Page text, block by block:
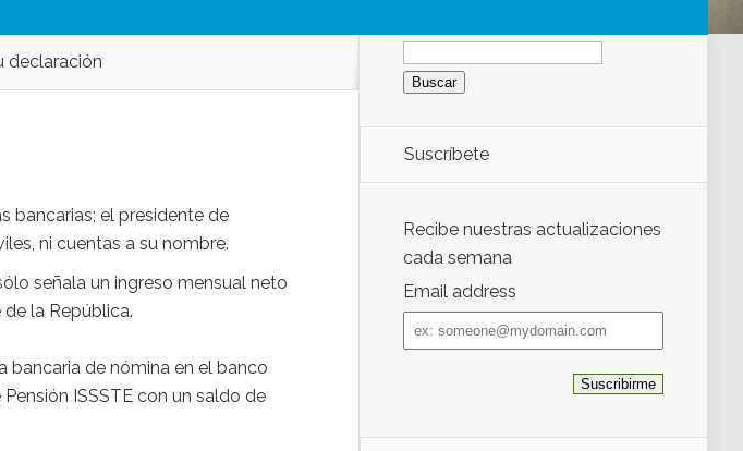
declaración
bancarias; el presidente de
ni cuentas a su nombre.
señala un ingreso mensual neto
la República.
bancaria de nómina en el banco
ISSSTE con un saldo de
Buscar:
Suscríbete
Recibe nuestras actualizaciones
cada semana
Email address
Email
address